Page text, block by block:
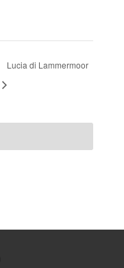
Lucia di Lammermoor